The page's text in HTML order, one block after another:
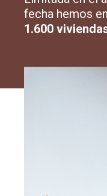
fecha hemos
1.600